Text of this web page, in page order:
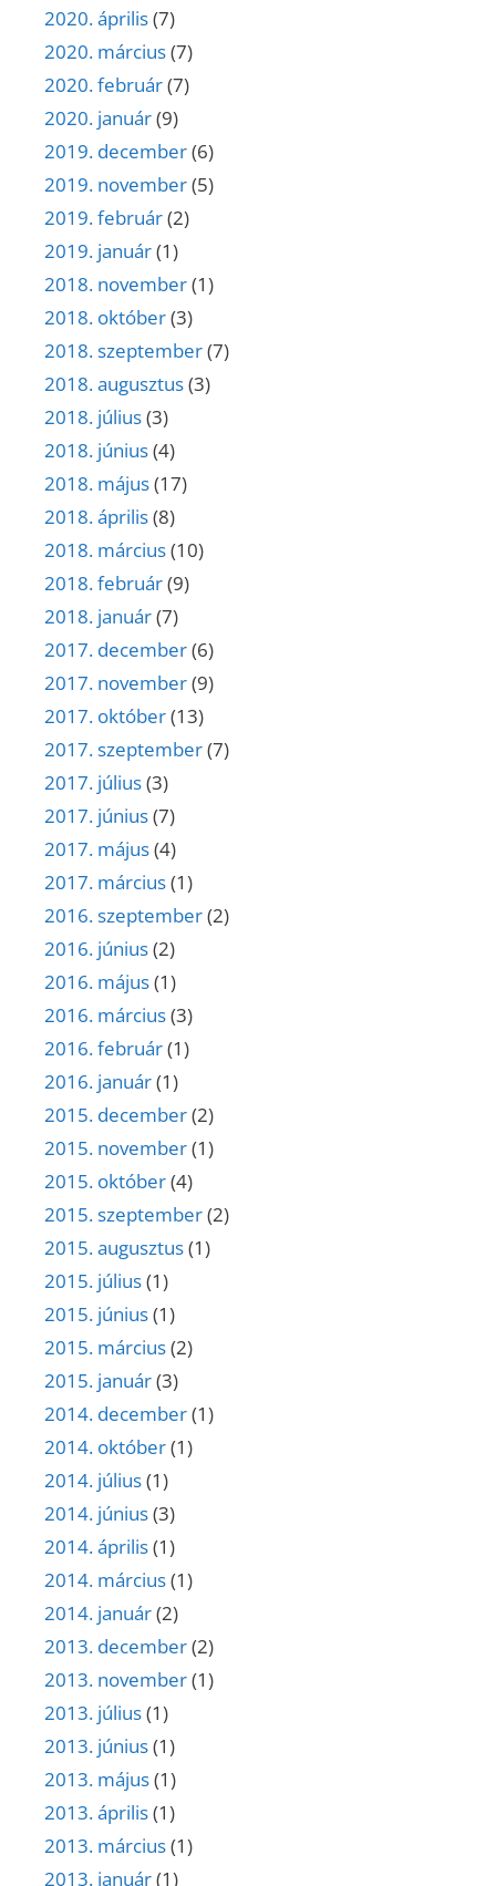
2020. április(7)
2020. március(7)
2020. február(7)
2020. január(9)
2019. december(6)
2019. november(5)
2019. február(2)
2019. január(1)
2018. november(1)
2018. október(3)
2018. szeptember(7)
2018. augusztus(3)
2018. július(3)
2018. június(4)
2018. május(17)
2018. április(8)
2018. március(10)
2018. február(9)
2018. január(7)
2017. december(6)
2017. november(9)
2017. október(13)
2017. szeptember(7)
2017. július(3)
2017. június(7)
2017. május(4)
2017. március(1)
2016. szeptember(2)
2016. június(2)
2016. május(1)
2016. március(3)
2016. február(1)
2016. január(1)
2015. december(2)
2015. november(1)
2015. október(4)
2015. szeptember(2)
2015. augusztus(1)
2015. július(1)
2015. június(1)
2015. március(2)
2015. január(3)
2014. december(1)
2014. október(1)
2014. július(1)
2014. június(3)
2014. április(1)
2014. március(1)
2014. január(2)
2013. december(2)
2013. november(1)
2013. július(1)
2013. június(1)
2013. május(1)
2013. április(1)
2013. március(1)
2013. január(1)